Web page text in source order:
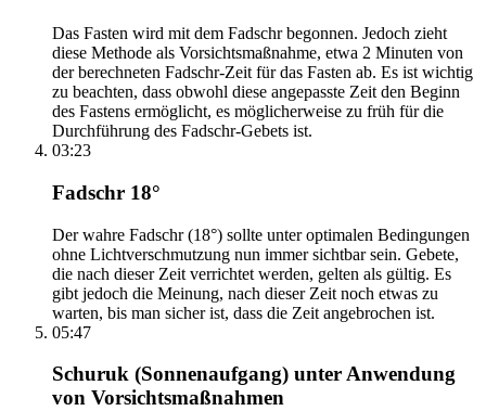
Das Fasten wird mit dem Fadschr begonnen. Jedoch zieht
diese Methode als Vorsichtsmaßnahme, etwa 2 Minuten von
der berechneten Fadschr-Zeit für das Fasten ab. Es ist wichtig
zu beachten, dass obwohl diese angepasste Zeit den Beginn
des Fastens ermöglicht, es möglicherweise zu früh für die
Durchführung des Fadschr-Gebets ist.
03:23
Fadschr 18°
Der wahre Fadschr (18°) sollte unter optimalen Bedingungen
ohne Lichtverschmutzung nun immer sichtbar sein. Gebete,
die nach dieser Zeit verrichtet werden, gelten als gültig. Es
gibt jedoch die Meinung, nach dieser Zeit noch etwas zu
warten, bis man sicher ist, dass die Zeit angebrochen ist.
05:47
Schuruk (Sonnenaufgang) unter Anwendung
von Vorsichtsmaßnahmen